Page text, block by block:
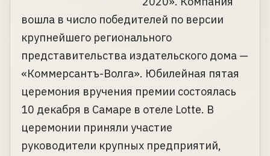
вошла в число победителей по версии
крупнейшего регионального
представительства издательского дома —
«Коммерсантъ-Волга». Юбилейная пятая
церемония вручения премии состоялась
10 декабря в Самаре в отеле Lotte. В
церемонии приняли участие
руководители крупных предприятий,